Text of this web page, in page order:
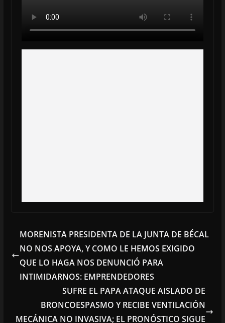
MORENISTA PRESIDENTA DE LA JUNTA DE BÉCAL
NO NOS APOYA, Y COMO LE HEMOS EXIGIDO
QUE LO HAGA NOS DENUNCIÓ PARA
INTIMIDARNOS: EMPRENDEDORES
SUFRE EL PAPA ATAQUE AISLADO DE
BRONCOESPASMO Y RECIBE VENTILACIÓN
MECÁNICA NO INVASIVA; EL PRONÓSTICO SIGUE